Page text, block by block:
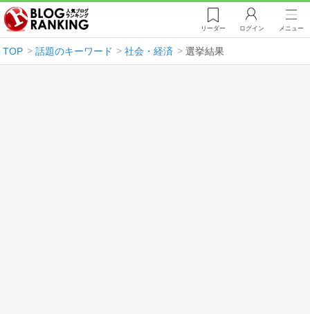
リーダー ログイン メニュー
TOP 話題のキーワード 社会・経済 選挙結果